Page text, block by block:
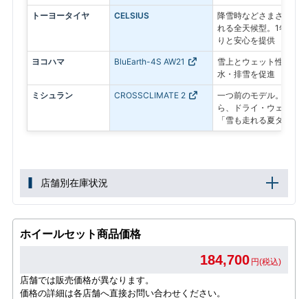
トーヨータイヤ CELSIUS
降雪時などさまざまな
れる全天候型。1年を通
りと安心を提供
ヨコハマ BluEarth-4S AW21
雪上とウェット性能を
水・排雪を促進
ミシュラン CROSSCLIMATE 2
一つ前のモデル。急な
ら、ドライ・ウェット
「雪も走れる夏タイヤ
店舗別在庫状況
ホイールセット商品価格
184,700 円(税込)
店舗では販売価格が異なります。
価格の詳細は各店舗へ直接お問い合わせください。